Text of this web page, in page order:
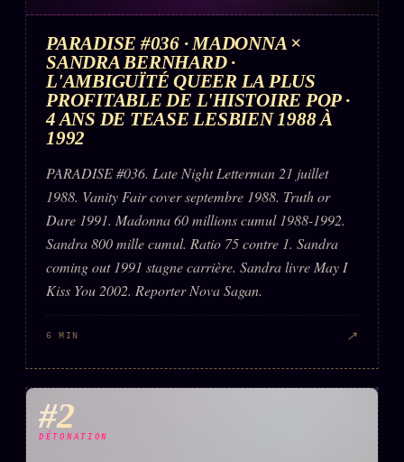
PARADISE #036 · MADONNA ×
SANDRA BERNHARD ·
L'AMBIGUÏTÉ QUEER LA PLUS
PROFITABLE DE L'HISTOIRE POP ·
4 ANS DE TEASE LESBIEN 1988 À
1992
PARADISE #036. Late Night Letterman 21 juillet
1988. Vanity Fair cover septembre 1988. Truth or
Dare 1991. Madonna 60 millions cumul 1988-1992.
Sandra 800 mille cumul. Ratio 75 contre 1. Sandra
coming out 1991 stagne carrière. Sandra livre May I
Kiss You 2002. Reporter Nova Sagan.
6 MIN ↗
#2
DÉTONATION